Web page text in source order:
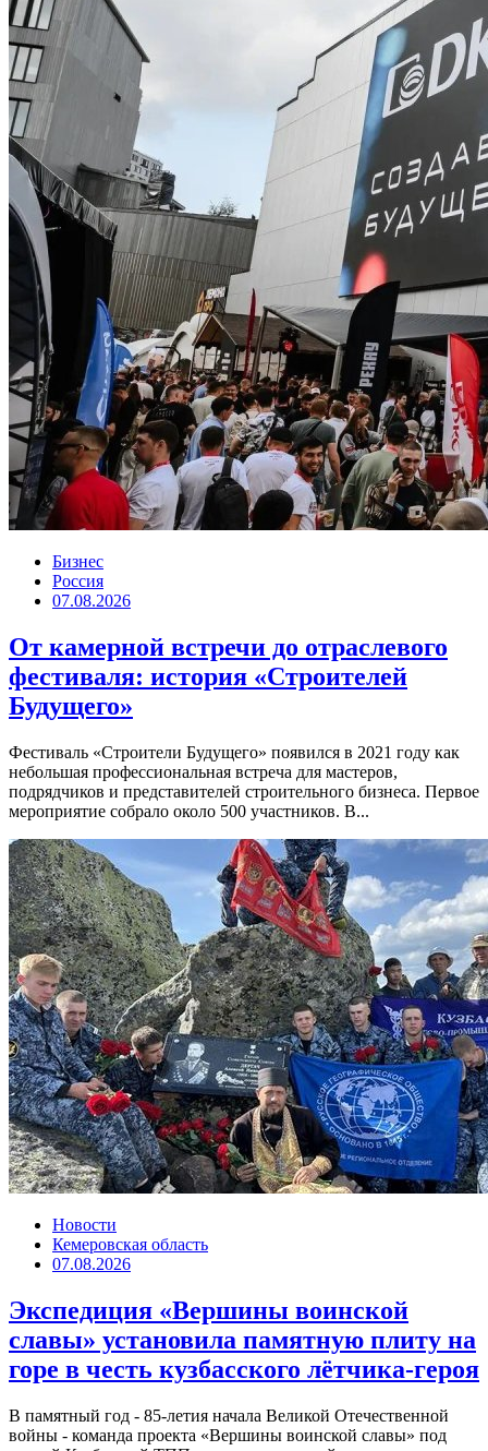
Бизнес
Россия
07.08.2026
От камерной встречи до отраслевого
фестиваля: история «Строителей
Будущего»
Фестиваль «Строители Будущего» появился в 2021 году как
небольшая профессиональная встреча для мастеров,
подрядчиков и представителей строительного бизнеса. Первое
мероприятие собрало около 500 участников. В...
Новости
Кемеровская область
07.08.2026
Экспедиция «Вершины воинской
славы» установила памятную плиту на
горе в честь кузбасского лётчика-героя
В памятный год - 85-летия начала Великой Отечественной
войны - команда проекта «Вершины воинской славы» под